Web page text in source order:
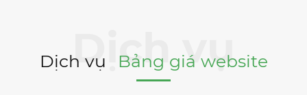
Dịch vụ Bảng giá website